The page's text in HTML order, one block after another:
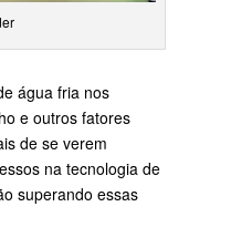
água fria nos
e outros fatores
de se verem
na tecnologia de
superando essas